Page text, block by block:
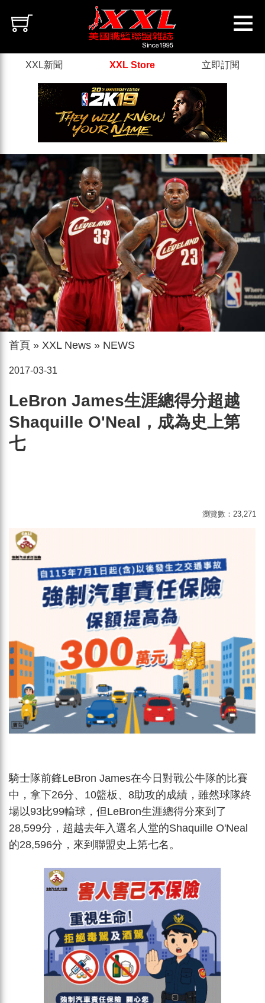
XXL新聞 XXL Store 立即訂閱
首頁 » XXL News » NEWS
2017-03-31
LeBron James生涯總得分超越
Shaquille O'Neal，成為史上第
七
瀏覽數： 23,271
騎士隊前鋒LeBron James在今日對戰公牛隊的比賽
中，拿下26分、10籃板、8助攻的成績，雖然球隊終
場以93比99輸球，但LeBron生涯總得分來到了
28,599分，超越去年入選名人堂的Shaquille O'Neal
的28,596分，來到聯盟史上第七名。